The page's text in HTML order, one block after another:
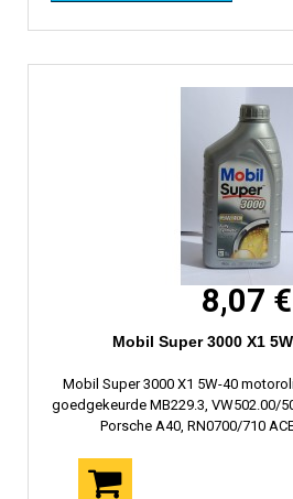
8,07 €
Mobil Super 3000 X1
Mobil Super 3000 X1 5W-40
goedgekeurde MB229.3, VW502.00/
Porsche A40, RN0700/710